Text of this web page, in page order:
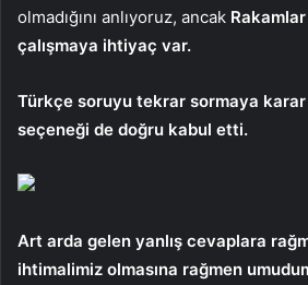
olmadığını anlıyoruz, ancak
çalışmaya ihtiyaç var.
Türkçe soruyu tekrar sormaya
seçeneği de doğru kabul etti.
Art arda gelen yanlış cevaplara
ihtimalimiz olmasına rağmen